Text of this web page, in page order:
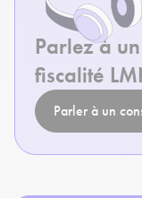
Parlez à
fiscalité
Parler à un